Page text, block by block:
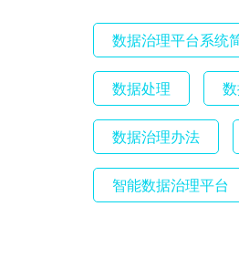
数据治理平台系统
数据处理
数据治理办法
智能数据治理平台